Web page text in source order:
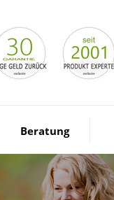
Beratung